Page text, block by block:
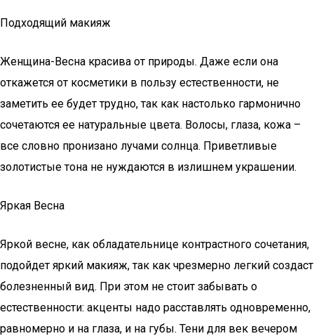
Подходящий макияж
Женщина-Весна красива от природы. Даже если она
откажется от косметики в пользу естественности, не
заметить ее будет трудно, так как настолько гармонично
сочетаются ее натуральные цвета. Волосы, глаза, кожа –
все словно пронизано лучами солнца. Приветливые
золотистые тона не нуждаются в излишнем украшении.
Яркая Весна
Яркой весне, как обладательнице контрастного сочетания,
подойдет яркий макияж, так как чрезмерно легкий создаст
болезненный вид. При этом не стоит забывать о
естественности: акценты надо расставлять одновременно,
равномерно и на глаза, и на губы. Тени для век вечером